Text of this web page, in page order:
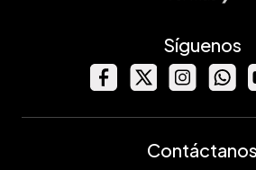
Síguenos
Contáctanos